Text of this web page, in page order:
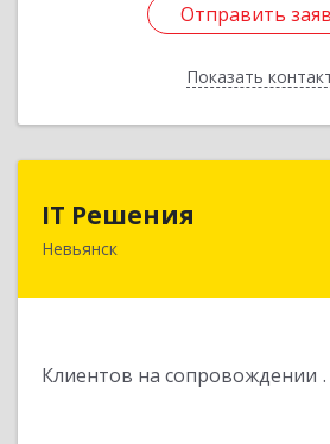
Отправить
Показать
Отправить
Назад
IT Решения
Невьянск
Клиентов на сопровождении